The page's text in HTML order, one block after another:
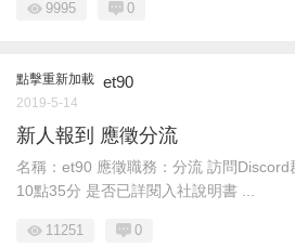
9995 0
點擊重新加載 et90
2019-5-14
新人報到 應徵分流
名稱：et90 應徵職務：分流 訪問
10點35分 是否已詳閱入社說明書 ...
11251 0